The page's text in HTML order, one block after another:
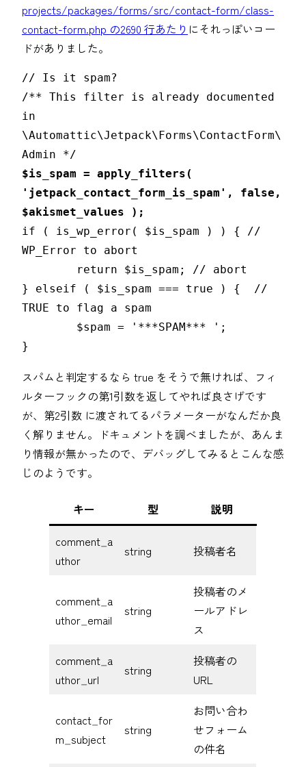
projects/packages/forms/src/contact-form/class-
contact-form.php の2690 行あたり にそれっぽいコー
ドがありました。
// Is it spam?
/** This filter is already documented
in
\Automattic\Jetpack\Forms\ContactForm\
$is_spam = apply_filters(
'jetpack_contact_form_is_spam', false,
if ( is_wp_error( $is_spam ) ) { //
WP_Error to abort
} elseif ( $is_spam === true ) {  //
TRUE to flag a spam
}
スパムと判定するなら true をそうで無ければ、フィ
ルターフックの第1引数を返してやれば良さげです
が、第2引数 に渡されてるパラメーターがなんだか良
く解りません。ドキュメントを調べましたが、あんま
り情報が無かったので、デバッグしてみるとこんな感
じのようです。
キー 型
説明
comment_a
uthor
string 投稿者名
comment_a
uthor_email
string
投稿者のメ
ールアドレ
ス
comment_a
uthor_url
string
投稿者の
URL
contact_for
m_subject
string
お問い合わ
せフォーム
の件名